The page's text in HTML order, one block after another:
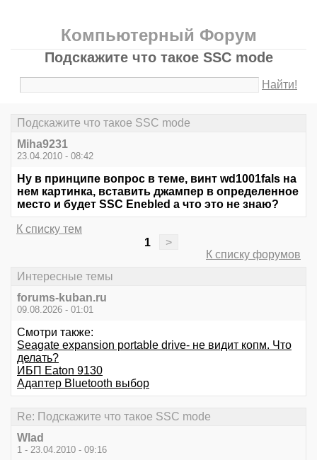
Компьютерный Форум
Подскажите что такое SSC mode
Найти!
Подскажите что такое SSC mode
Miha9231
23.04.2010 - 08:42
Ну в принципе вопрос в теме, винт wd1001fals на
нем картинка, вставить джампер в определенное
место и будет SSC Enebled а что это не знаю?
К списку тем
1
>
К списку форумов
Интересные темы
forums-kuban.ru
09.08.2026 - 01:01
Смотри также:
Seagate expansion portable drive- не видит копм. Что
делать?
ИБП Eaton 9130
Адаптер Bluetooth выбор
Re: Подскажите что такое SSC mode
Wlad
1 - 23.04.2010 - 09:16